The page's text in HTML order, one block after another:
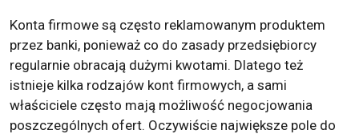
Konta firmowe są często reklamowanym produktem
przez banki, ponieważ co do zasady przedsiębiorcy
regularnie obracają dużymi kwotami. Dlatego też
istnieje kilka rodzajów kont firmowych, a sami
właściciele często mają możliwość negocjowania
poszczególnych ofert. Oczywiście największe pole do